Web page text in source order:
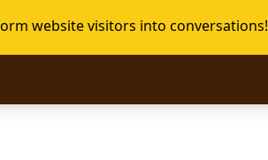
website visitors into conversations!